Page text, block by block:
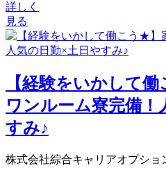
詳しく
見る
【経験をいかして
ワンルーム寮完備！
すみ♪
株式会社綜合キャリアオプショ